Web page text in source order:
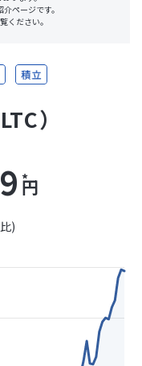
ページです。
ください。
）
円
)